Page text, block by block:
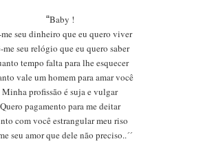
“Baby !
seu dinheiro que eu quero viver
me seu relógio que eu quero saber
tempo falta para lhe esquecer
vale um homem para amar você
Minha profissão é suja e vulgar
Quero pagamento para me deitar
com você estrangular meu riso
seu amor que dele não preciso..´´